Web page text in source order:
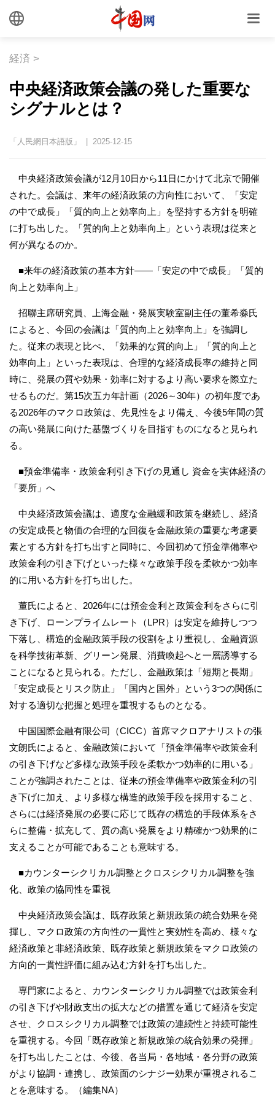
経済 >
中央経済政策会議の発した重要な
シグナルとは？
「人民網日本語版」 | 2025-12-15
中央経済政策会議が12月10日から11日にかけて北京で開催
された。会議は、来年の経済政策の方向性において、「安定
の中で成長」「質的向上と効率向上」を堅持する方針を明確
に打ち出した。「質的向上と効率向上」という表現は従来と
何が異なるのか。
■来年の経済政策の基本方針――「安定の中で成長」「質的
向上と効率向上」
招聯主席研究員、上海金融・発展実験室副主任の董希淼氏
によると、今回の会議は「質的向上と効率向上」を強調し
た。従来の表現と比べ、「効果的な質的向上」「質的向上と
効率向上」といった表現は、合理的な経済成長率の維持と同
時に、発展の質や効果・効率に対するより高い要求を際立た
せるものだ。第15次五カ年計画（2026～30年）の初年度であ
る2026年のマクロ政策は、先見性をより備え、今後5年間の質
の高い発展に向けた基盤づくりを目指すものになると見られ
る。
■預金準備率・政策金利引き下げの見通し 資金を実体経済の
「要所」へ
中央経済政策会議は、適度な金融緩和政策を継続し、経済
の安定成長と物価の合理的な回復を金融政策の重要な考慮要
素とする方針を打ち出すと同時に、今回初めて預金準備率や
政策金利の引き下げといった様々な政策手段を柔軟かつ効率
的に用いる方針を打ち出した。
董氏によると、2026年には預金金利と政策金利をさらに引
き下げ、ローンプライムレート（LPR）は安定を維持しつつ
下落し、構造的金融政策手段の役割をより重視し、金融資源
を科学技術革新、グリーン発展、消費喚起へと一層誘導する
ことになると見られる。ただし、金融政策は「短期と長期」
「安定成長とリスク防止」「国内と国外」という3つの関係に
対する適切な把握と処理を重視するものとなる。
中国国際金融有限公司（CICC）首席マクロアナリストの張
文朗氏によると、金融政策において「預金準備率や政策金利
の引き下げなど多様な政策手段を柔軟かつ効率的に用いる」
ことが強調されたことは、従来の預金準備率や政策金利の引
き下げに加え、より多様な構造的政策手段を採用すること、
さらには経済発展の必要に応じて既存の構造的手段体系をさ
らに整備・拡充して、質の高い発展をより精確かつ効果的に
支えることが可能であることも意味する。
■カウンターシクリカル調整とクロスシクリカル調整を強
化、政策の協同性を重視
中央経済政策会議は、既存政策と新規政策の統合効果を発
揮し、マクロ政策の方向性の一貫性と実効性を高め、様々な
経済政策と非経済政策、既存政策と新規政策をマクロ政策の
方向的一貫性評価に組み込む方針を打ち出した。
専門家によると、カウンターシクリカル調整では政策金利
の引き下げや財政支出の拡大などの措置を通じて経済を安定
させ、クロスシクリカル調整では政策の連続性と持続可能性
を重視する。今回「既存政策と新規政策の統合効果の発揮」
を打ち出したことは、今後、各当局・各地域・各分野の政策
がより協調・連携し、政策面のシナジー効果が重視されるこ
とを意味する。（編集NA）